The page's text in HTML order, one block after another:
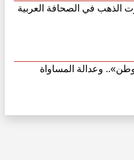
الذهب في الصحافة العربية
وعدالة المساواة